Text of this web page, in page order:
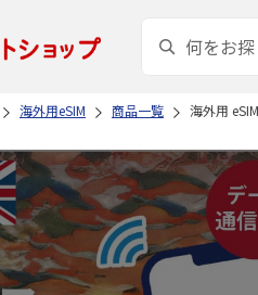
海外用eSIM 商品一覧 海外用